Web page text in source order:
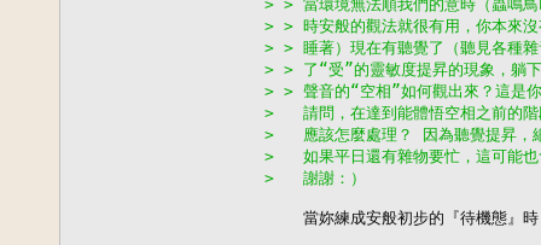
> > 當環境無法順我們的意時（蟲鳴
> > 時安般的觀法就很有用，你本來
> > 睡著）現在有聽覺了（聽見各種
> > 了“受”的靈敏度提昇的現象，躺
> > 聲音的“空相”如何觀出來？這是
>   請問，在達到能體悟空相之前的階
>   應該怎麼處理？ 因為聽覺提昇，
>   如果平日還有雜物要忙，這可能
>   謝謝：）
當妳練成安般初步的『待機態』